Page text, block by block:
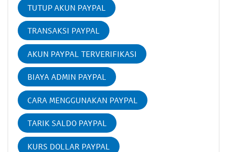
TUTUP AKUN PAYPAL
TRANSAKSI PAYPAL
AKUN PAYPAL TERVERIFIKASI
BIAYA ADMIN PAYPAL
CARA MENGGUNAKAN PAYPAL
TARIK SALDO PAYPAL
KURS DOLLAR PAYPAL